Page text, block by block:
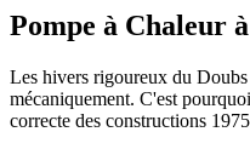
Pompe à Chaleur à
Les hivers rigoureux du
mécaniquement. C'est
correcte des constructions